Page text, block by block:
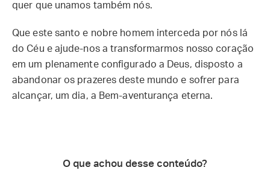
quer que unamos também nós.
Que este santo e nobre homem interceda por nós lá
do Céu e ajude-nos a transformarmos nosso coração
em um plenamente configurado a Deus, disposto a
abandonar os prazeres deste mundo e sofrer para
alcançar, um dia, a Bem-aventurança eterna.
O que achou desse conteúdo?